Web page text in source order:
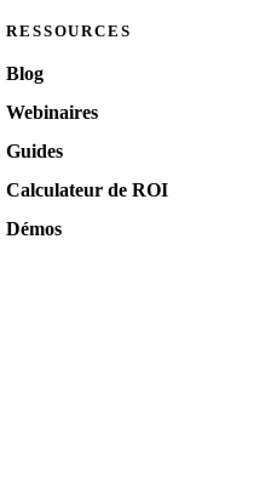
RESSOURCES
Blog
Webinaires
Guides
Calculateur de ROI
Démos